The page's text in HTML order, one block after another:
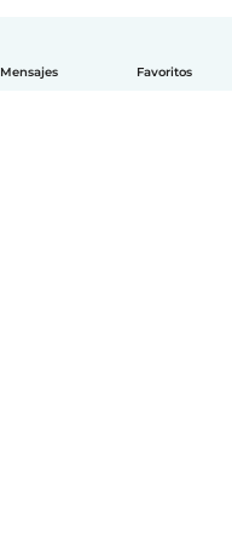
Mensajes Favoritos